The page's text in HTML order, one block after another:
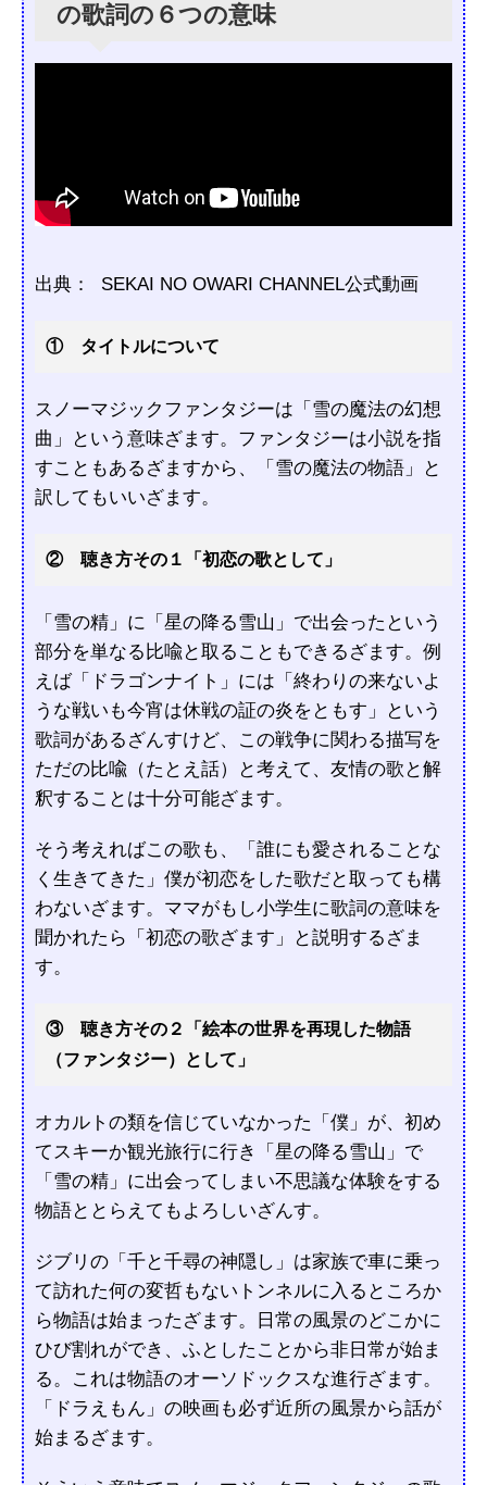
の歌詞の６つの意味
出典： SEKAI NO OWARI CHANNEL公式動画
① タイトルについて
スノーマジックファンタジーは「雪の魔法の幻想
曲」という意味ざます。ファンタジーは小説を指
すこともあるざますから、「雪の魔法の物語」と
訳してもいいざます。
② 聴き方その１「初恋の歌として」
「雪の精」に「星の降る雪山」で出会ったという
部分を単なる比喩と取ることもできるざます。例
えば「ドラゴンナイト」には「終わりの来ないよ
うな戦いも今宵は休戦の証の炎をともす」という
歌詞があるざんすけど、この戦争に関わる描写を
ただの比喩（たとえ話）と考えて、友情の歌と解
釈することは十分可能ざます。
そう考えればこの歌も、「誰にも愛されることな
く生きてきた」僕が初恋をした歌だと取っても構
わないざます。ママがもし小学生に歌詞の意味を
聞かれたら「初恋の歌ざます」と説明するざま
す。
③ 聴き方その２「絵本の世界を再現した物語
（ファンタジー）として」
オカルトの類を信じていなかった「僕」が、初め
てスキーか観光旅行に行き「星の降る雪山」で
「雪の精」に出会ってしまい不思議な体験をする
物語ととらえてもよろしいざんす。
ジブリの「千と千尋の神隠し」は家族で車に乗っ
て訪れた何の変哲もないトンネルに入るところか
ら物語は始まったざます。日常の風景のどこかに
ひび割れができ、ふとしたことから非日常が始ま
る。これは物語のオーソドックスな進行ざます。
「ドラえもん」の映画も必ず近所の風景から話が
始まるざます。